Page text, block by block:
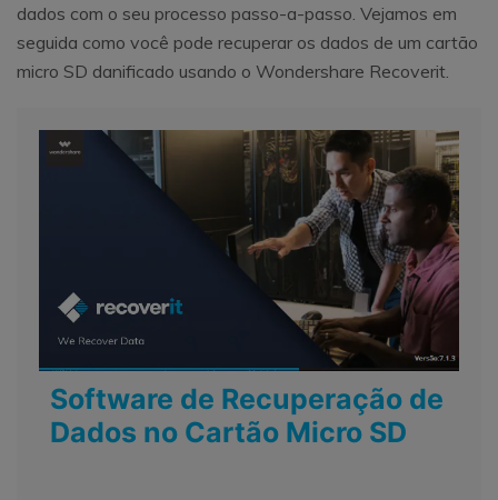
dados com o seu processo passo-a-passo. Vejamos em
seguida como você pode recuperar os dados de um cartão
micro SD danificado usando o Wondershare Recoverit.
Software de Recuperação de
Dados no Cartão Micro SD